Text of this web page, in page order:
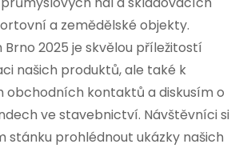
a zemědělské objekty.
2025 je skvělou příležitostí
našich produktů, ale také k
obchodních kontaktů a diskusím o
ve stavebnictví. Návštěvníci si
stánku prohlédnout ukázky našich